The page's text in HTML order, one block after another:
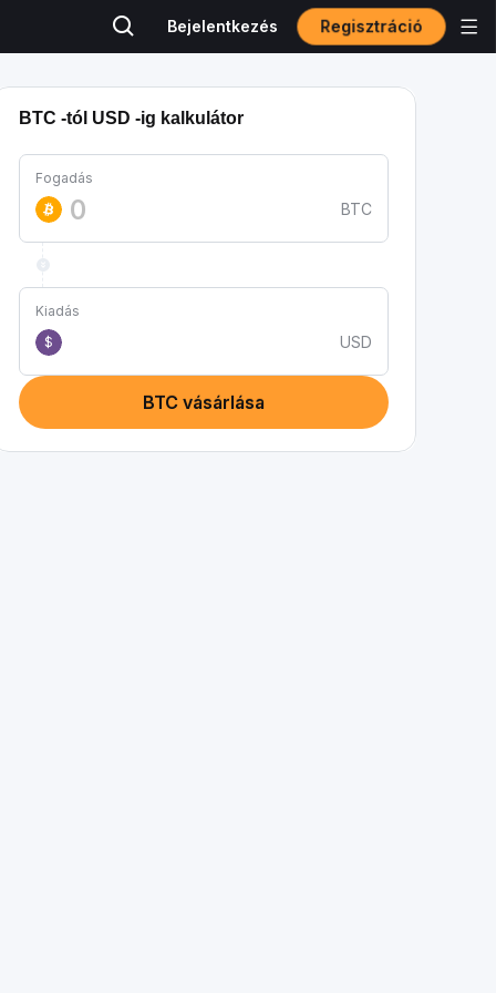
Bejelentkezés Regisztráció
BTC -tól USD -ig kalkulátor
Fogadás
BTC
Kiadás
$
USD
BTC vásárlása